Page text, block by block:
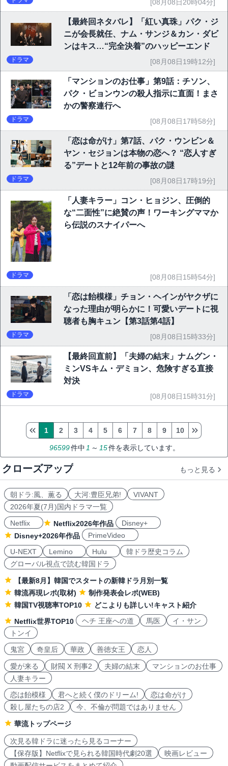
[08月08日20時04分]
【最終回ネタバレ】「紅い真珠」パク・ジ
ニが会長就任、ナム・サンジ＆カン・ダビ
ンはキス…“完全決着”のハッピーエンド
ドラマ [08月08日19時12分]
「マンションのお仕事」第9話：チソン、
パク・ビョンウンの殺人指示に直面！まさ
かの警察連行へ
ドラマ [08月08日17時58分]
「恋は命がけ」第7話、パク・ウンビン＆
ヤン・セジョンは本物の恋へ？ “恋人すぎ
る”デートと12年前の事故の謎
ドラマ [08月08日17時19分]
「人妻キラー」コン・ヒョジン、圧倒的
な“二面性”に絶賛の声！ワーキングママか
ら伝説のスナイパーへ
ドラマ [08月08日15時54分]
「恋は飴模様」チョン・ヘインがヤクザに
なった理由が明らかに！可愛いデートに視
聴者も胸キュン【第3話第4話】
ドラマ [08月08日15時33分]
【最終回直前】「夫婦の結末」ナムグン・
ミンVSキム・デミョン、危険すぎる直接
対決
ドラマ [08月08日15時31分]
96599件中 1 ～ 15件を表示しています。
1 2 3 4 5 6 7 8 9 10
クローズアップ もっと見る
朝ドラ:風、薫る 大河:豊臣兄弟!
VIVANT
2026年夏(7月)国内ドラマ一覧
Netflix
Netflix2026年作品
Disney+
Disney+2026年作品
PrimeVideo
U-NEXT
Lemino Hulu
韓ドラ歴史コラム
グローバル視点で読む韓国ドラ
【最新8月】韓国でスタートの新韓ドラ月別一覧
韓流再現レポ(取材)
制作発表会レポ(WEB)
韓国TV視聴率TOP10
どこよりも詳しい!キャスト紹介
Netflix世界TOP10
ヘチ 王座への道 馬医
イ・サン
トンイ
鬼宮
奇皇后 華政 善徳女王 恋人
愛が来る 財閥 X 刑事2 夫婦の結末
マンションのお仕事
人妻キラー
恋は飴模様
君へと続く僕のドリーム!
恋は命がけ
殺し屋たちの店2
今、不倫が問題ではありません
華流トップページ
次見る韓ドラに迷ったら見るコーナー
【保存版】Netflixで見られる韓国時代劇20選
映画レビュー